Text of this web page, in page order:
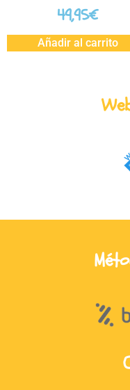
49,95€
Añadir al carrito